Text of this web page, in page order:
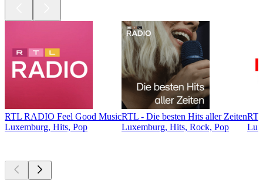
RTL RADIO Feel Good Music
Luxemburg, Hits, Pop
RTL - Die besten Hits aller Zeiten
Luxemburg, Hits, Rock, Pop